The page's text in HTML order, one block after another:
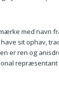
med navn
sit ophav,
er ren og